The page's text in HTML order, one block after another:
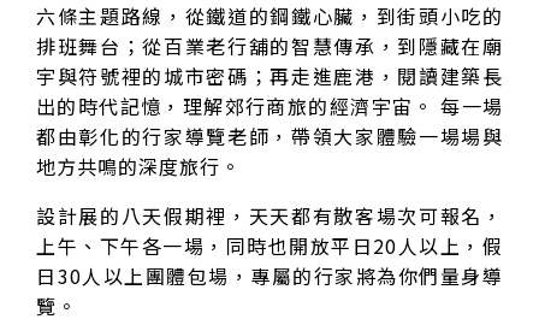
六條主題路線，從鐵道的鋼鐵心臟，到街頭小吃的
排班舞台；從百業老行舖的智慧傳承，到隱藏在廟
宇與符號裡的城市密碼；再走進鹿港，閱讀建築長
出的時代記憶，理解郊行商旅的經濟宇宙。 每一場
都由彰化的行家導覽老師，帶領大家體驗一場場與
地方共鳴的深度旅行。
設計展的八天假期裡，天天都有散客場次可報名，
上午、下午各一場，同時也開放平日20人以上，假
日30人以上團體包場，專屬的行家將為你們量身導
覽。